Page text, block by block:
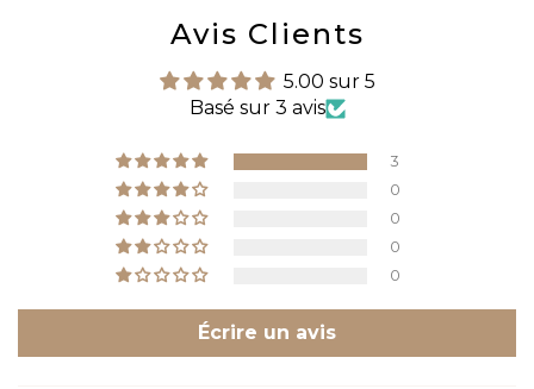
Avis Clients
5.00 sur 5
Basé sur 3 avis
3
0
0
0
0
Écrire un avis